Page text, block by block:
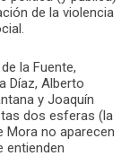
de la violencia
la Fuente,
Díaz, Alberto
y Joaquín
dos esferas (la
Mora no aparecen
entienden